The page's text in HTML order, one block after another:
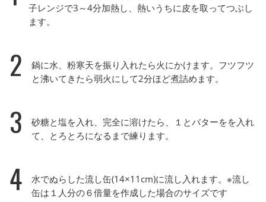
子レンジで3～4分加熱し、熱いうちに皮を取ってつぶし
ます。
2
鍋に水、粉寒天を振り入れたら火にかけます。フツフツ
と沸いてきたら弱火にして2分ほど煮詰めます。
3
砂糖と塩を入れ、完全に溶けたら、１とバターをを入れ
て、とろとろになるまで練ります。
4
水でぬらした流し缶(14×11cm)に流し入れます。※流し
缶は１人分の６倍量を作成した場合のサイズです